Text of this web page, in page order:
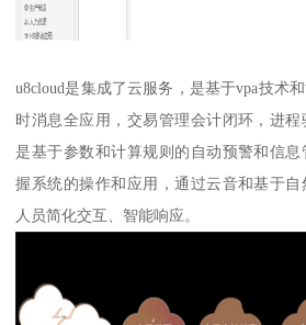
u8cloud是集成了云服务，是基于vpa技术
时消息全应用，交易管理会计闭环，进
是基于参数和计算规则的自动预警和信
握系统的操作和应用，通过云音和基于
人员简化交互、智能响应。